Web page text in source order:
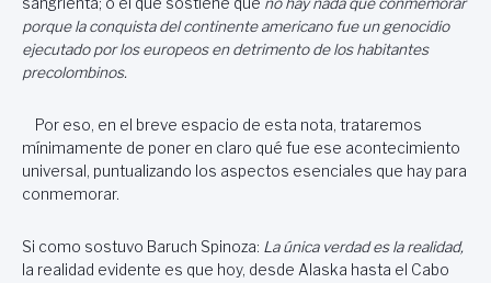
porque la conquista del continente americano fue un genocidio
ejecutado por los europeos en detrimento de los habitantes
precolombinos.
Por eso, en el breve espacio de esta nota, trataremos
mínimamente de poner en claro qué fue ese acontecimiento
universal, puntualizando los aspectos esenciales que hay para
conmemorar.
Si como sostuvo Baruch Spinoza: La única verdad es la realidad,
la realidad evidente es que hoy, desde Alaska hasta el Cabo